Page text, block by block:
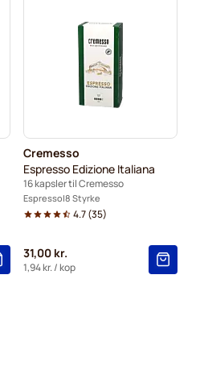
Cremesso
Espresso Edizione Italiana
16 kapsler til Cremesso
Espresso 8 Styrke
4.7(35)
31,00 kr.
1,94 kr./ kop